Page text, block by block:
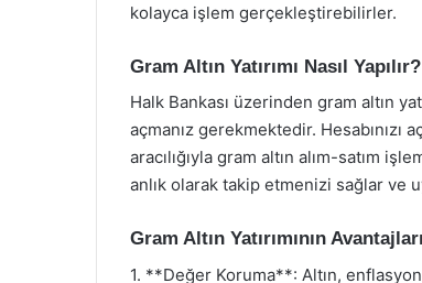
kolayca işlem gerçekleştirebilirler.
Gram Altın Yatırımı Nasıl Yapılır?
Halk Bankası üzerinden gram altın
açmanız gerekmektedir. Hesabınızı
aracılığıyla gram altın alım-satım
anlık olarak takip etmenizi sağlar ve
Gram Altın Yatırımının Avantajları
1. **Değer Koruma**: Altın,